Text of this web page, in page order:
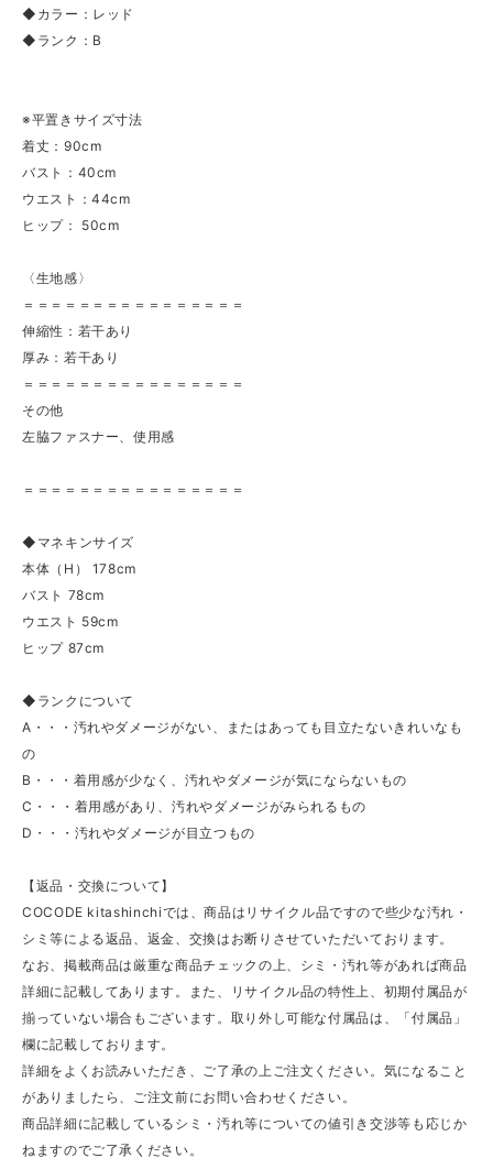
◆カラー：レッド
◆ランク：B
※平置きサイズ寸法
着丈：90cm
バスト：40cm
ウエスト：44cm
ヒップ： 50cm
〈生地感〉
＝＝＝＝＝＝＝＝＝＝＝＝＝＝＝＝
伸縮性：若干あり
厚み：若干あり
＝＝＝＝＝＝＝＝＝＝＝＝＝＝＝＝
その他
左脇ファスナー、使用感
＝＝＝＝＝＝＝＝＝＝＝＝＝＝＝＝
◆マネキンサイズ
本体（H） 178cm
バスト 78cm
ウエスト 59cm
ヒップ 87cm
◆ランクについて
A・・・汚れやダメージがない、またはあっても目立たないきれいなも
の
B・・・着用感が少なく、汚れやダメージが気にならないもの
C・・・着用感があり、汚れやダメージがみられるもの
D・・・汚れやダメージが目立つもの
【返品・交換について】
COCODE kitashinchiでは、商品はリサイクル品ですので些少な汚れ・
シミ等による返品、返金、交換はお断りさせていただいております。
なお、掲載商品は厳重な商品チェックの上、シミ・汚れ等があれば商品
詳細に記載してあります。また、リサイクル品の特性上、初期付属品が
揃っていない場合もございます。取り外し可能な付属品は、「付属品」
欄に記載しております。
詳細をよくお読みいただき、ご了承の上ご注文ください。気になること
がありましたら、ご注文前にお問い合わせください。
商品詳細に記載しているシミ・汚れ等についての値引き交渉等も応じか
ねますのでご了承ください。